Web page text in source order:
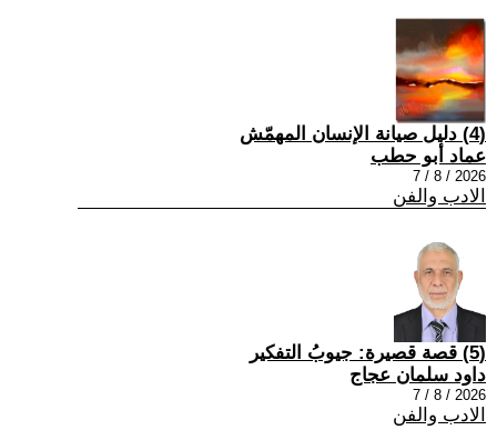
(4) دليل صيانة الإنسان المهمّش
عماد أبو حطب
2026 / 8 / 7
الادب والفن
(5) قصة قصيرة: جيوبُ التفكير
داود سلمان عجاج
2026 / 8 / 7
الادب والفن